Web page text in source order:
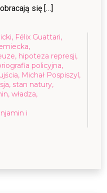
się […]
, Félix Guattari,
,
, hipoteza represji,
policyjna,
, Michał Pospiszyl,
, stan natury,
, władza,
i